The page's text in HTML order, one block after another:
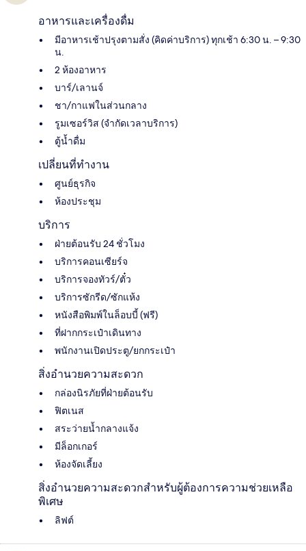
อาหารและเครื่องดื่ม
มีอาหารเช้าปรุงตามสั่ง (คิดค่าบริการ) ทุกเช้า 6:30 น. – 9:30
น.
2 ห้องอาหาร
บาร์/เลานจ์
ชา/กาแฟในส่วนกลาง
รูมเซอร์วิส (จำกัดเวลาบริการ)
ตู้น้ำดื่ม
เปลี่ยนที่ทำงาน
ศูนย์ธุรกิจ
ห้องประชุม
บริการ
ฝ่ายต้อนรับ 24 ชั่วโมง
บริการคอนเซียร์จ
บริการจองทัวร์/ตั๋ว
บริการซักรีด/ซักแห้ง
หนังสือพิมพ์ในล็อบบี้ (ฟรี)
ที่ฝากกระเป๋าเดินทาง
พนักงานเปิดประตู/ยกกระเป๋า
สิ่งอำนวยความสะดวก
กล่องนิรภัยที่ฝ่ายต้อนรับ
ฟิตเนส
สระว่ายน้ำกลางแจ้ง
มีล็อกเกอร์
ห้องจัดเลี้ยง
สิ่งอำนวยความสะดวกสำหรับผู้ต้องการความช่วยเหลือ
พิเศษ
ลิฟต์